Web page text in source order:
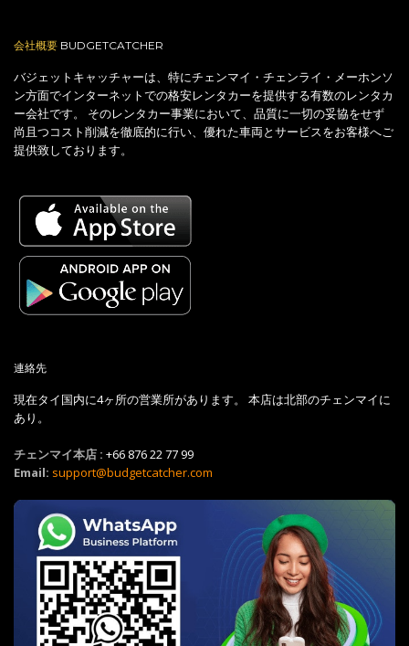
会社概要 BUDGETCATCHER
バジェットキャッチャーは、特にチェンマイ・チェンライ・メーホンソ
ン方面でインターネットでの格安レンタカーを提供する有数のレンタカ
ー会社です。 そのレンタカー事業において、品質に一切の妥協をせず
尚且つコスト削減を徹底的に行い、優れた車両とサービスをお客様へご
提供致しております。
連絡先
現在タイ国内に4ヶ所の営業所があります。 本店は北部のチェンマイに
あり。
チェンマイ本店 : +66 876 22 77 99
Email: support@budgetcatcher.com